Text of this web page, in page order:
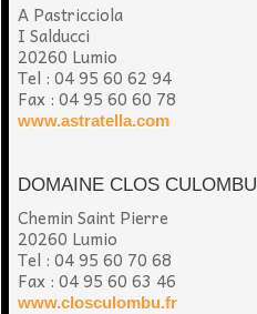
A Pastricciola
I Salducci
20260 Lumio
Tel : 04 95 60 62 94
Fax : 04 95 60 60 78
www.astratella.com
DOMAINE CLOS CULOMBU
Chemin Saint Pierre
20260 Lumio
Tel : 04 95 60 70 68
Fax : 04 95 60 63 46
www.closculombu.fr